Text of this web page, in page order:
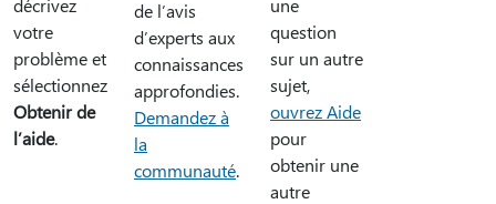
décrivez
votre
problème et
sélectionnez
Obtenir de
l’aide.
de l’avis
d’experts aux
connaissances
approfondies.
Demandez à
la
communauté.
question
sur un autre
sujet,
ouvrez Aide
pour
obtenir une
autre